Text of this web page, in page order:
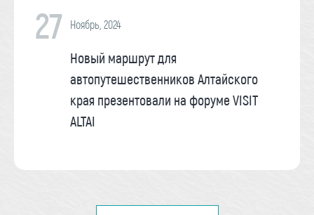
27 Ноябрь, 2024
Новый маршрут для
автопутешественников Алтайского
края презентовали на форуме VISIT
ALTAI